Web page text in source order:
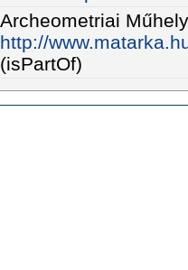
Archeometriai
http://
(isPartOf)